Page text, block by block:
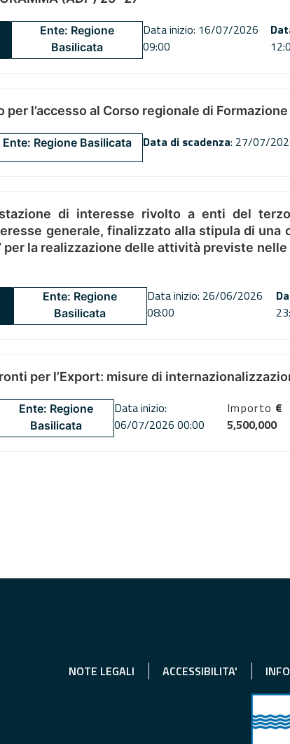
Ente: Regione
Basilicata
Data inizio: 16/07/2026
09:00
per l’accesso al Corso regionale di
Ente: Regione Basilicata Data di scadenza: 27/07/
di interesse rivolto a enti del
generale, finalizzato alla stipula di una
la realizzazione delle attività previste nelle
Ente: Regione
Basilicata
Data inizio: 26/06/2026
08:00
per l’Export: misure di
Ente: Regione
Basilicata
Data inizio:
06/07/2026 00:00
Importo €
5,500,000
NOTE LEGALI ACCESSIBILITA'